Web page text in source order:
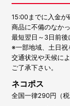
15:00までに入金が
商品に不備のなか
最短翌日～3日前後
※一部地域、土日祝
交通状況や天候に
ご了承下さい。
ネコポス
全国一律290円（税